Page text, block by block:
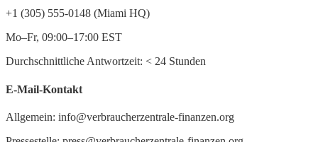
+1 (305) 555-0148 (Miami HQ)
Mo–Fr, 09:00–17:00 EST
Durchschnittliche Antwortzeit: < 24 Stunden
E-Mail-Kontakt
Allgemein: info@verbraucherzentrale-finanzen.org